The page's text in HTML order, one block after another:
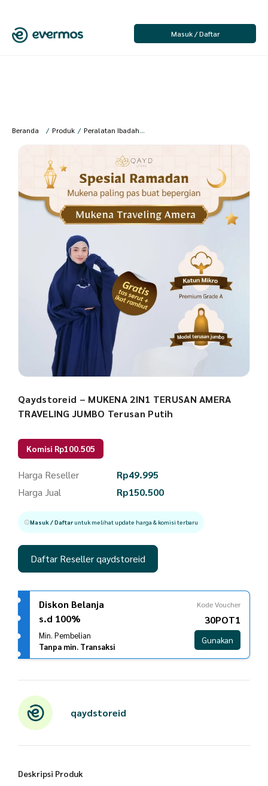
Masuk / Daftar
Beranda / Produk / Peralatan Ibadah /
Qaydstoreid – MUKENA 2IN1 TERUSAN AMERA
TRAVELING JUMBO Terusan Putih
Komisi Rp100.505
Harga Reseller Rp49.995
Harga Jual
Rp150.500
Masuk / Daftaruntuk melihat update harga & komisi terbaru
Daftar Reseller qaydstoreid
Diskon Belanja
s.d 100%
Min. Pembelian
Tanpa min. Transaksi
Kode Voucher
30POT1
Gunakan
qaydstoreid
Deskripsi Produk